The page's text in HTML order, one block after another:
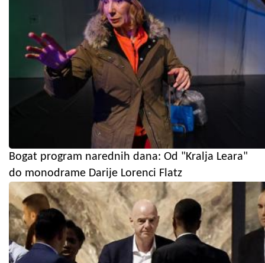
Bogat program narednih dana: Od "Kralja Leara"
do monodrame Darije Lorenci Flatz